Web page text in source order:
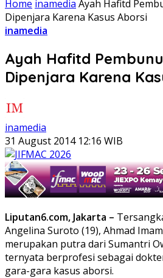
Home inamedia Ayah Hafitd
Dipenjara Karena Kasus Aborsi
inamedia
Ayah Hafitd
Dipenjara Karena
inamedia
31 August 2014 12:16 WIB
Liputan6.com, Jakarta –
Angelina Suroto (19), Ahmad
merupakan putra dari Sumantri
ternyata berprofesi sebagai
gara-gara kasus aborsi.